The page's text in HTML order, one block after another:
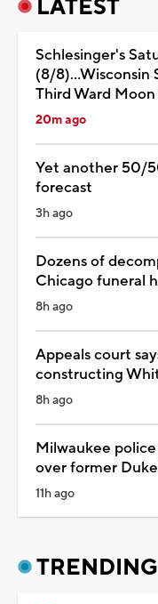
LATEST
Schlesinger's
(8/8)...Wisconsin
Third Ward
20m ago
Yet another 50/
forecast
3h ago
Dozens of
Chicago funeral
8h ago
Appeals court
constructing
8h ago
Milwaukee
over former
11h ago
TRENDING